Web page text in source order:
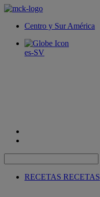
Centro y Sur América
es-SV
RECETAS RECETAS